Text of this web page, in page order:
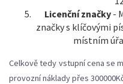
Licenční značky -
značky s klíčovými
místním
Celkově tedy vstupní cena se
provozní náklady přes